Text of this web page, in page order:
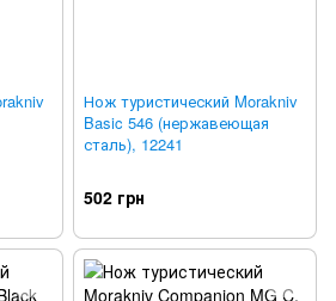
Нож туристический Morakniv
Basic 546 (нержавеющая
сталь), 12241
502 грн